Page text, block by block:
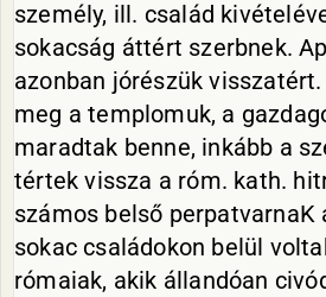
személy, ill. család
sokacság áttért szerbnek.
azonban jórészük
meg a templomuk, a
maradtak benne, inkább a
tértek vissza a róm. kath.
számos belső perpatvarnaK
sokac családokon belül
rómaiak, akik állandóan